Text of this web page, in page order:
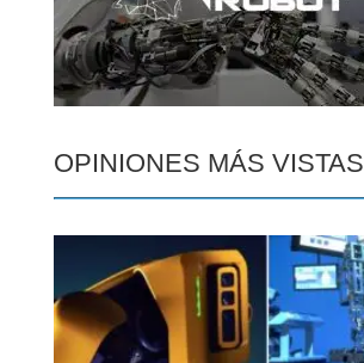
OPINIONES MÁS VISTAS